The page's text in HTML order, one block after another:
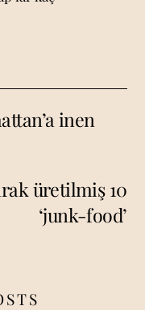
inen
üretilmiş 10
‘junk-food’